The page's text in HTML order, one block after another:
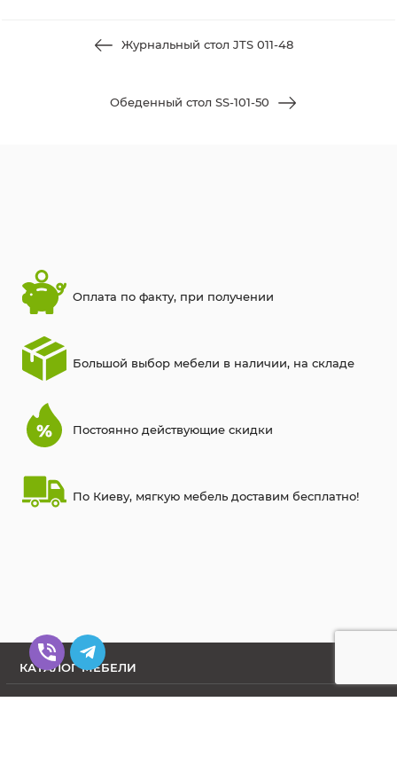
Журнальный стол JTS 011-48
Обеденный стол SS-101-50
Оплата по факту, при получении
Большой выбор мебели в наличии, на складе
Постоянно действующие скидки
По Киеву, мягкую мебель доставим бесплатно!
КАТАЛОГ МЕБЕЛИ